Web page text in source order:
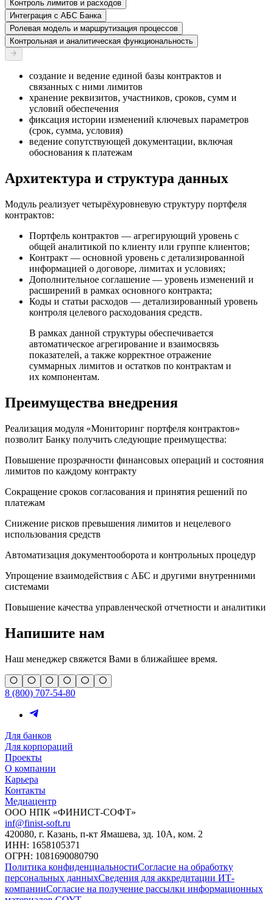
Контроль лимитов и расходов
Интеграция с АБС Банка
Ролевая модель и маршрутизация процессов
Контрольная и аналитическая функциональность
создание и ведение единой базы контрактов и
связанных с ними лимитов
хранение реквизитов, участников, сроков, сумм и
условий обеспечения
фиксация истории изменений ключевых параметров
(срок, сумма, условия)
ведение сопутствующей документации, включая
обоснования к платежам
Архитектура и структура данных
Модуль реализует четырёхуровневую структуру портфеля
контрактов:
Портфель контрактов — агрегирующий уровень с
общей аналитикой по клиенту или группе клиентов;
Контракт — основной уровень с детализированной
информацией о договоре, лимитах и условиях;
Дополнительное соглашение — уровень изменений и
расширений в рамках основного контракта;
Коды и статьи расходов — детализированный уровень
контроля целевого расходования средств.
В рамках данной структуры обеспечивается
автоматическое агрегирование и взаимосвязь
показателей, а также корректное отражение
суммарных лимитов и остатков по контрактам и
их компонентам.
Преимущества внедрения
Реализация модуля «Мониторинг портфеля контрактов»
позволит Банку получить следующие преимущества:
Повышение прозрачности финансовых операций и состояния
лимитов по каждому контракту
Сокращение сроков согласования и принятия решений по
платежам
Снижение рисков превышения лимитов и нецелевого
использования средств
Автоматизация документооборота и контрольных процедур
Упрощение взаимодействия с АБС и другими внутренними
системами
Повышение качества управленческой отчетности и аналитики
Напишите нам
Наш менеджер свяжется Вами в ближайшее время.
8 (800) 707-54-80
Для банков
Для корпораций
Проекты
О компании
Карьера
Контакты
Медиацентр
ООО НПК «ФИНИСТ-СОФТ»
inf@finist-soft.ru
420080, г. Казань, п-кт Ямашева, зд. 10А, ком. 2
ИНН: 1658105371
ОГРН: 1081690080790
Политика конфиденциальностиСогласие на обработку
персональных данныхСведения для аккредитации ИТ-
компанииСогласие на получение рассылки информационных